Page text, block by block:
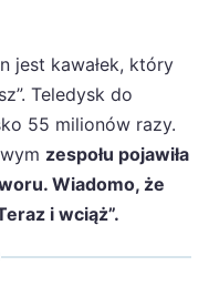
jest kawałek, który
Teledysk do
55 milionów razy.
zespołu pojawiła
Wiadomo, że
i wciąż”.